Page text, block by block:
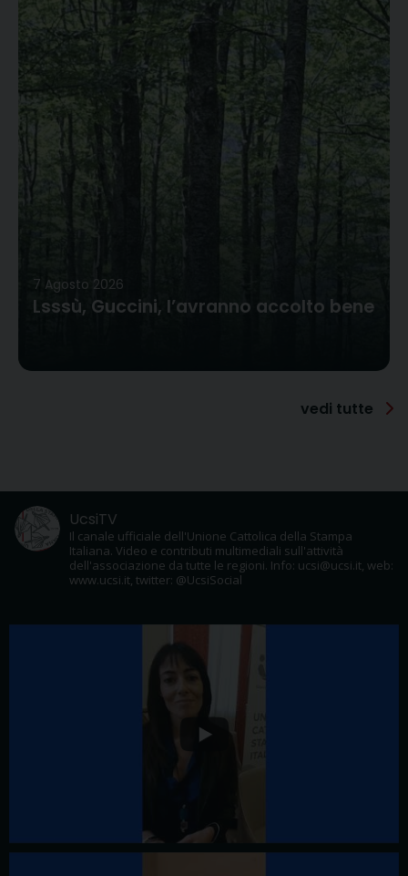
7 Agosto 2026
Lsssù, Guccini, l’avranno accolto bene
vedi tutte
UcsiTV
Il canale ufficiale dell'Unione Cattolica della Stampa
Italiana. Video e contributi multimediali sull'attività
dell'associazione da tutte le regioni. Info: ucsi@ucsi.it, web:
www.ucsi.it, twitter: @UcsiSocial